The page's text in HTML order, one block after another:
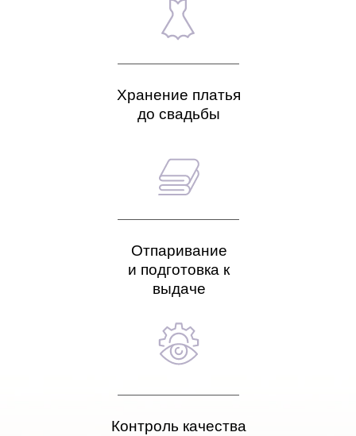
Контроль качества
Отпаривание
и подготовка к
выдаче
Хранение платья
до свадьбы